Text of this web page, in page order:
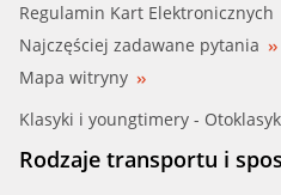
FIAT (7730539)
FIAT (51758139)
FIAT (60796679)
Regulamin Kart Elektronicznych
Najczęściej zadawane pytania
Mapa witryny
Klasyki i youngtimery -
Rodzaje transportu i